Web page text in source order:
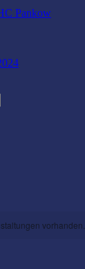
Pankow
vorhanden.